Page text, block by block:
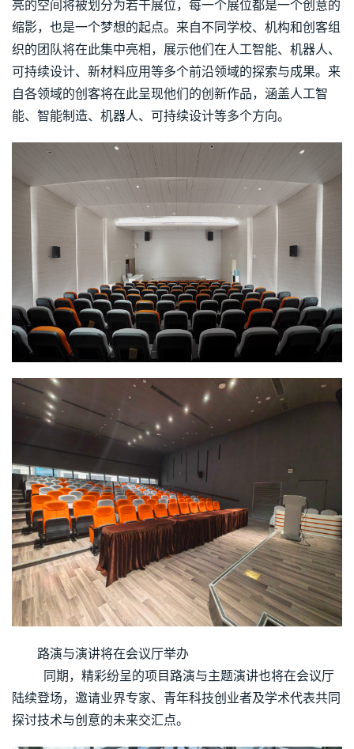
亮的空间将被划分为若干展位，每一个展位都是一个创意的
缩影，也是一个梦想的起点。来自不同学校、机构和创客组
织的团队将在此集中亮相，展示他们在人工智能、机器人、
可持续设计、新材料应用等多个前沿领域的探索与成果。来
自各领域的创客将在此呈现他们的创新作品，涵盖人工智
能、智能制造、机器人、可持续设计等多个方向。
路演与演讲将在会议厅举办
同期，精彩纷呈的项目路演与主题演讲也将在会议厅
陆续登场，邀请业界专家、青年科技创业者及学术代表共同
探讨技术与创意的未来交汇点。